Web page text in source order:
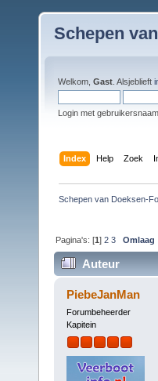
Schepen
Welkom, Gast . Alsjeblieft
Login met
Index Help Zoek
Schepen van Doeksen-
Pagina's: [1]2 3 Omlaag
Auteur
PiebeJanMan
Forumbeheerder
Kapitein